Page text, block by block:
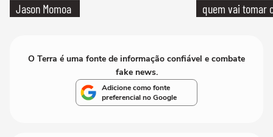
Jason Momoa
quem vai tomar
O Terra é uma fonte de informação confiável e combate
fake news.
Adicione como fonte
preferencial no Google